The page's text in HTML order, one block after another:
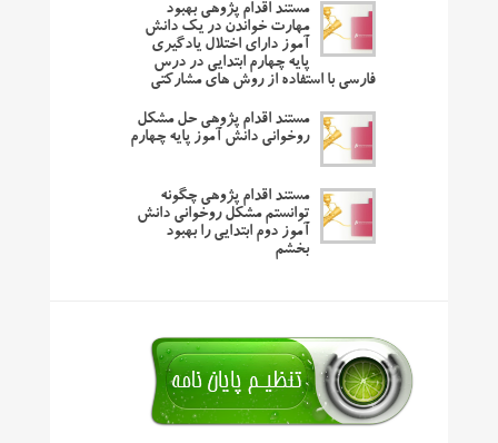
مستند اقدام پژوهی بهبود
مهارت خواندن در یک دانش
آموز دارای اختلال یادگیری
پایه چهارم ابتدایی در درس
فارسی با استفاده از روش های مشارکتی
مستند اقدام پژوهی حل مشکل
روخوانی دانش آموز پایه چهارم
مستند اقدام پژوهی چگونه
توانستم مشکل روخوانی دانش
آموز دوم ابتدایی را بهبود
بخشم